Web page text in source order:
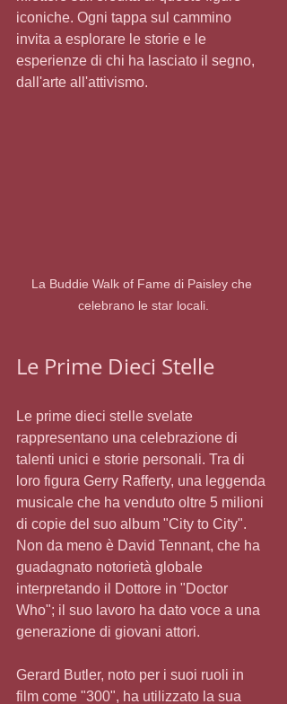
iconiche. Ogni tappa sul cammino
invita a esplorare le storie e le
esperienze di chi ha lasciato il segno,
dall'arte all'attivismo.
La Buddie Walk of Fame di Paisley che
celebrano le star locali.
Le Prime Dieci Stelle
Le prime dieci stelle svelate
rappresentano una celebrazione di
talenti unici e storie personali. Tra di
loro figura Gerry Rafferty, una leggenda
musicale che ha venduto oltre 5 milioni
di copie del suo album "City to City".
Non da meno è David Tennant, che ha
guadagnato notorietà globale
interpretando il Dottore in "Doctor
Who"; il suo lavoro ha dato voce a una
generazione di giovani attori.
Gerard Butler, noto per i suoi ruoli in
film come "300", ha utilizzato la sua